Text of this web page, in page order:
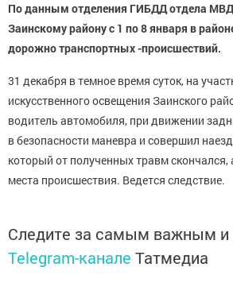
По данным отделения ГИБДД отдела
Заинскому району с 1 по 8 января в
дорожно транспортных -происшествий.
31 декабря в темное время суток, на
искусственного освещения Заинского
водитель автомобиля, при движении
в безопасности маневра и совершил
который от полученных травм скончался,
места происшествия. Ведется следствие.
Следите за самым важным и
Telegram-канале Татмедиа